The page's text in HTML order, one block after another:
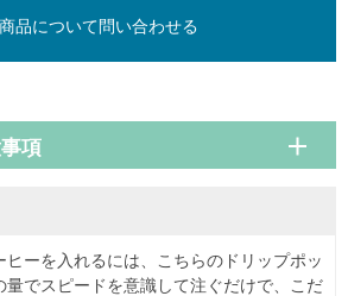
品について問い合わせる
ーを入れるには、こちらのドリップポッ
量でスピードを意識して注ぐだけで、こだ
項